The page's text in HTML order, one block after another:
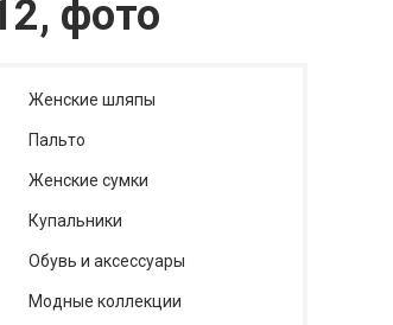
фото
Женские шляпы
Пальто
Женские сумки
Купальники
Обувь и аксессуары
Модные коллекции